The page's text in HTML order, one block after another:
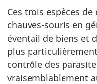
Ces trois espèces
chauves-souris en
éventail de biens et
plus
contrôle des
vraisemblablement